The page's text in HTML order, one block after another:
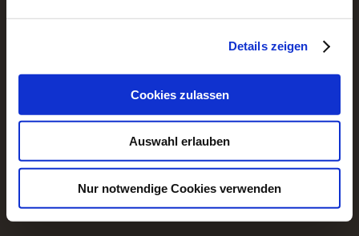
Details zeigen
Cookies zulassen
Auswahl erlauben
Nur notwendige Cookies verwenden
WordPress.org